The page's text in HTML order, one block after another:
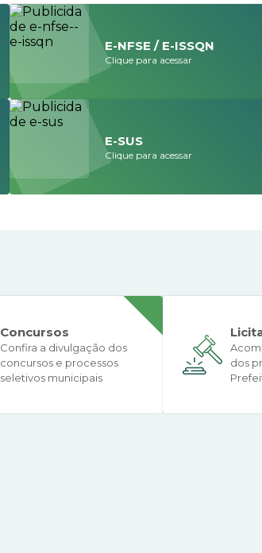
E-NFSE / E-ISSQN
Clique para acessar
E-SUS
Clique para acessar
Concursos
Confira a divulgação dos
concursos e processos
seletivos municipais
dos